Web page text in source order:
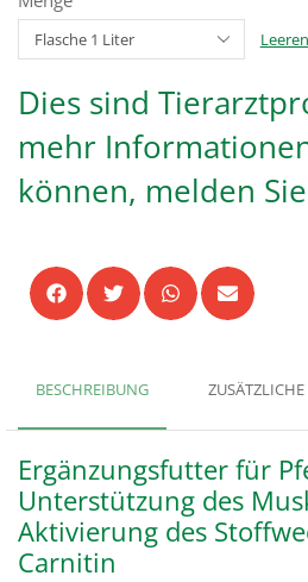
Leeren
Dies sind
mehr
können, melden
BESCHREIBUNG
Ergänzungsfutter für
Unterstützung des
Aktivierung des
Carnitin